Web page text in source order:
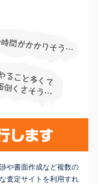
や書面作成など複数の
査定サイトを利用すれ